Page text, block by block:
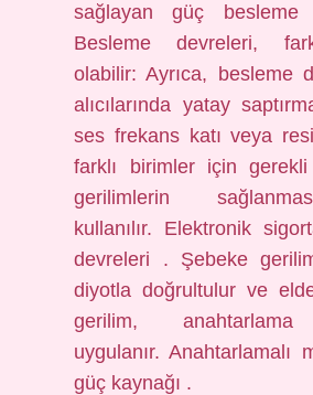
sağlayan güç besleme
Besleme devreleri,
olabilir: Ayrıca, besleme
alıcılarında yatay
ses frekans katı veya
farklı birimler için
gerilimlerin
kullanılır. Elektronik
devreleri . Şebeke
diyotla doğrultulur ve
gerilim, anahtarlama
uygulanır. Anahtarlamalı
güç kaynağı .